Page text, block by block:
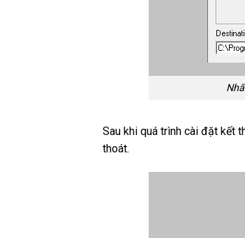
Sau khi quá trình cài đặt kết
thoát.